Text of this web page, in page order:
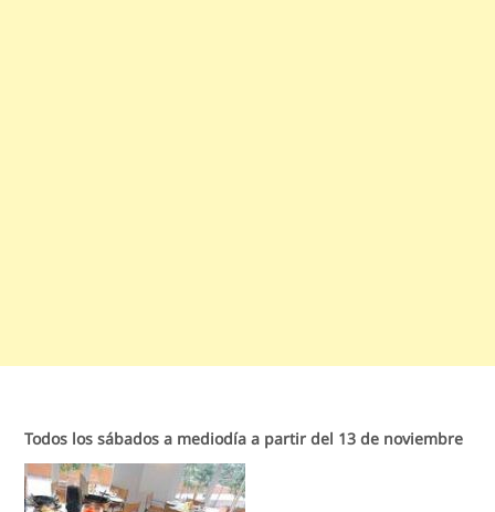
Todos los sábados a mediodía a partir del 13 de noviembre